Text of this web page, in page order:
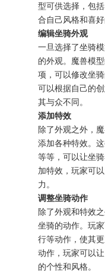
型可供选择，包
合自己风格和喜
编辑坐骑外观
一旦选择了坐骑
的外观。魔兽模
项，可以修改坐
可以根据自己的
其与众不同。
添加特效
除了外观之外，
添加各种特效。
等等，可以让坐
加特效，玩家可
力。
调整坐骑动作
除了外观和特效
坐骑的动作。玩
行等动作，使其
动作，玩家可以
的个性和风格。